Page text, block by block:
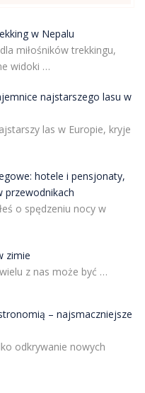
w Nepalu
miłośników trekkingu,
widoki …
najstarszego lasu w
las w Europie, kryje
hotele i pensjonaty,
przewodnikach
o spędzeniu nocy w
zimie
z nas może być …
– najsmaczniejsze
odkrywanie nowych